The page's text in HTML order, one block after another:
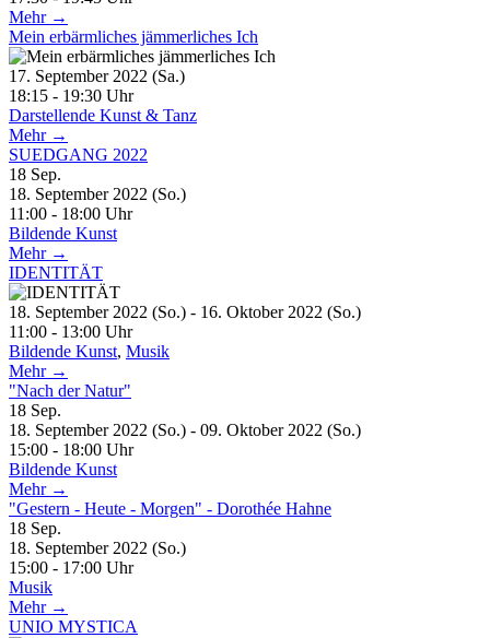
Mehr →
Mein erbärmliches jämmerliches Ich
17. September 2022 (Sa.)
18:15 - 19:30 Uhr
Darstellende Kunst & Tanz
Mehr →
SUEDGANG 2022
18 Sep.
18. September 2022 (So.)
11:00 - 18:00 Uhr
Bildende Kunst
Mehr →
IDENTITÄT
18. September 2022 (So.) - 16. Oktober 2022 (So.)
11:00 - 13:00 Uhr
Bildende Kunst, Musik
Mehr →
"Nach der Natur"
18 Sep.
18. September 2022 (So.) - 09. Oktober 2022 (So.)
15:00 - 18:00 Uhr
Bildende Kunst
Mehr →
"Gestern - Heute - Morgen" - Dorothée Hahne
18 Sep.
18. September 2022 (So.)
15:00 - 17:00 Uhr
Musik
Mehr →
UNIO MYSTICA